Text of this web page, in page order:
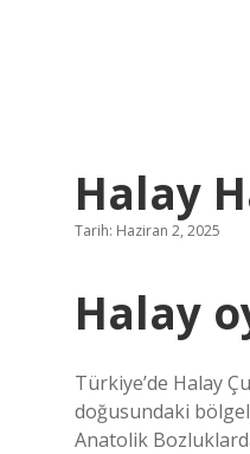
Halay
Tarih: Haziran 2, 2025
Halay
Türkiye’de Halay
doğusundaki
Anatolik